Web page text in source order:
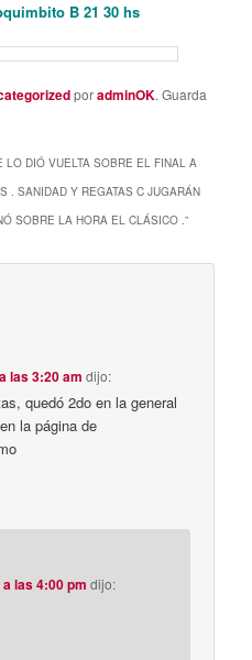
B 21 30 hs
poradminOK. Guarda
LO DIÓ VUELTA SOBRE EL FINAL A
. SANIDAD Y REGATAS C JUGARÁN
SOBRE LA HORA EL CLÁSICO .”
las 3:20 am dijo:
quedó 2do en la general
la página de
las 4:00 pm dijo: